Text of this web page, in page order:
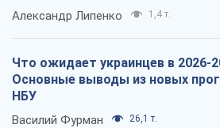
Александр Липенко 1,4 т.
Что ожидает украинцев в 2026-
Основные выводы из новых
НБУ
Василий Фурман 26,1 т.